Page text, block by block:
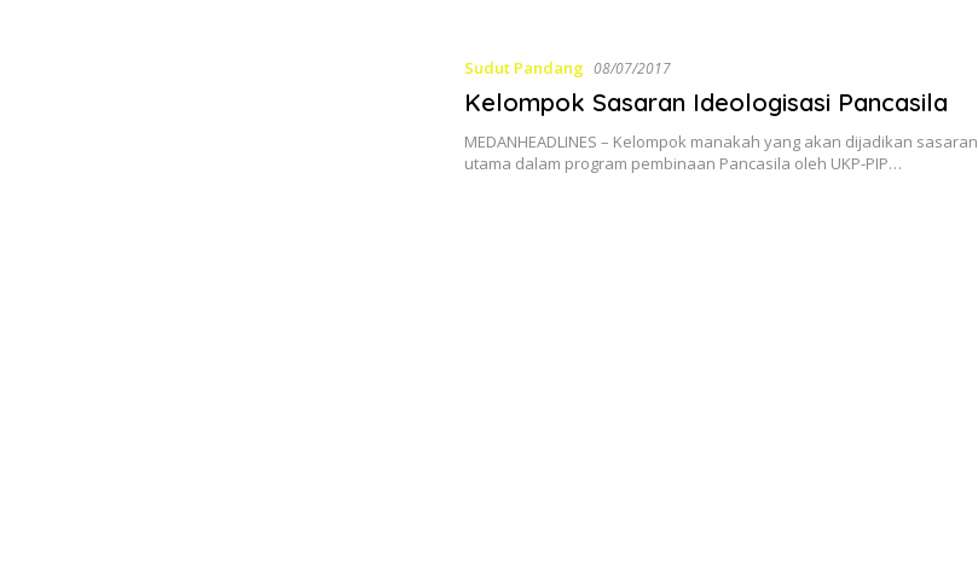
Sudut Pandang 08/07/2017
Kelompok Sasaran Ideologisasi Pancasila
MEDANHEADLINES – Kelompok manakah yang akan dijadikan sasaran
utama dalam program pembinaan Pancasila oleh UKP-PIP…